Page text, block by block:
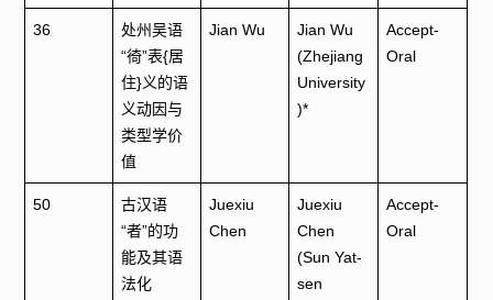
36
处州吴语
“徛”表{居
住}义的语
义动因与
类型学价
值
Jian Wu
Jian Wu
(Zhejiang
University
)*
Accept-
Oral
50
古汉语
“者”的功
能及其语
法化
Juexiu
Chen
Juexiu
Chen
(Sun Yat-
sen
Accept-
Oral